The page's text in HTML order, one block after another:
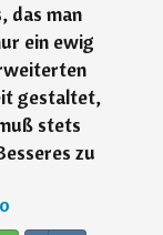
das man
ein ewig
gestaltet,
stets
zu